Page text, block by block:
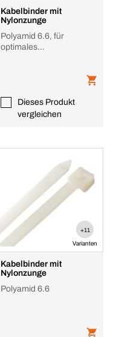
Kabelbinder mit
Nylonzunge
Polyamid 6.6, für
optimales
Dieses Produkt
vergleichen
+11
Varianten
Kabelbinder mit
Nylonzunge
Polyamid 6.6